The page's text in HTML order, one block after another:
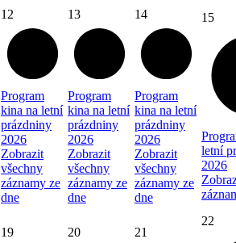
12
Program
kina na letní
prázdniny
2026
Zobrazit
všechny
záznamy ze
dne
13
Program
kina na letní
prázdniny
2026
Zobrazit
všechny
záznamy ze
dne
14
Program
kina na letní
prázdniny
2026
Zobrazit
všechny
záznamy ze
dne
15
letní
2026
19 20 21
22